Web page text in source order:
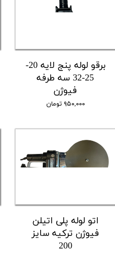
برقو لوله پنج لایه 20-
25-32 سه طرفه
فیوژن
۹۵۰,۰۰۰ تومان
اتو لوله پلی اتیلن
فیوژن ترکیه سایز
200